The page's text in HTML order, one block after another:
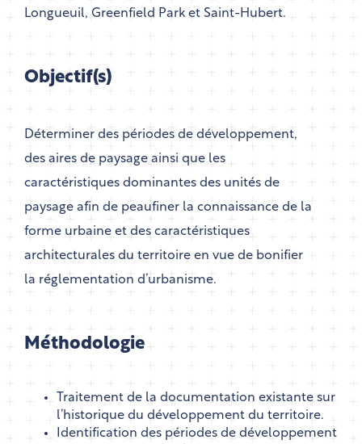
Longueuil, Greenfield Park et Saint-Hubert.
Objectif(s)
Déterminer des périodes de développement,
des aires de paysage ainsi que les
caractéristiques dominantes des unités de
paysage afin de peaufiner la connaissance de la
forme urbaine et des caractéristiques
architecturales du territoire en vue de bonifier
la réglementation d’urbanisme.
Méthodologie
Traitement de la documentation existante sur
l’historique du développement du territoire.
Identification des périodes de développement